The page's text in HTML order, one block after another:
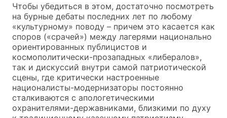
Чтобы убедиться в этом, достаточно посмотреть
на бурные дебаты последних лет по любому
«культурному» поводу – причем это касается как
споров («срачей») между лагерями национально
ориентированных публицистов и
космополитически-прозападных «либералов»,
так и дискуссий внутри самой патриотической
сцены, где критически настроенные
националисты-модернизаторы постоянно
сталкиваются с апологетическими
охранителями-державниками, близкими по духу